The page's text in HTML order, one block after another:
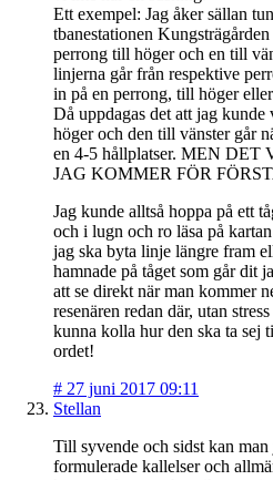
Ett exempel: Jag åker sällan
tbanestationen
perrong till höger och en till
linjerna går från respektive
in på en perrong, till höger
Då uppdagas det att jag
höger och den till vänster går
en 4-5 hållplatser. MEN
JAG KOMMER FÖR
Jag kunde alltså hoppa på ett
och i lugn och ro läsa på
jag ska byta linje längre fram
hamnade på tåget som går dit
att se direkt när man kommer
resenären redan där, utan
kunna kolla hur den ska ta sej
ordet!
# 27 juni 2017 09:11
Stellan
Till syvende och sidst kan
formulerade kallelser och